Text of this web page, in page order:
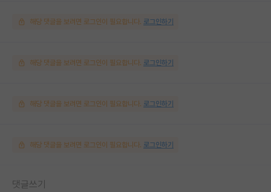
해당 댓글을 보려면 로그인이 필요합니다. 로그인하기
해당 댓글을 보려면 로그인이 필요합니다. 로그인하기
해당 댓글을 보려면 로그인이 필요합니다. 로그인하기
해당 댓글을 보려면 로그인이 필요합니다. 로그인하기
댓글쓰기